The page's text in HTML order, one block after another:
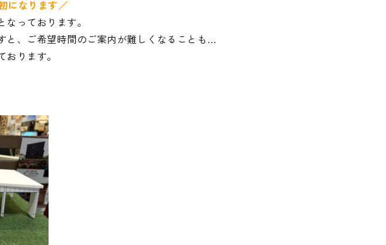
になります／
っております。
と、ご希望時間のご案内が難しくなることも…
ります。